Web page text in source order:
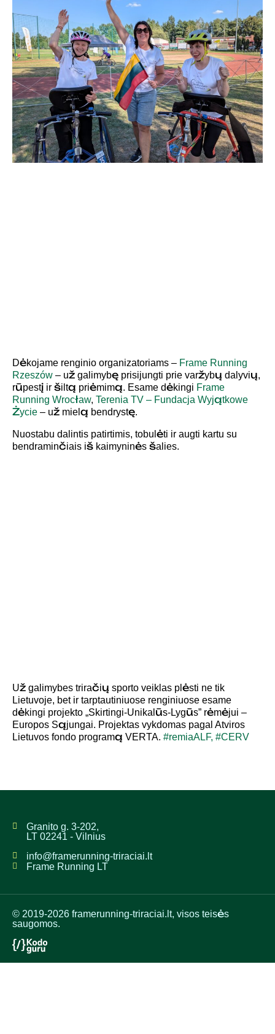
Dėkojame renginio organizatoriams – Frame Running
Rzeszów – už galimybę prisijungti prie varžybų dalyvių,
rūpestį ir šiltą priėmimą. Esame dėkingi Frame
Running Wrocław, Terenia TV – Fundacja Wyjątkowe
Życie – už mielą bendrystę.
Nuostabu dalintis patirtimis, tobulėti ir augti kartu su
bendraminčiais iš kaimyninės šalies.
Už galimybes triračių sporto veiklas plėsti ne tik
Lietuvoje, bet ir tarptautiniuose renginiuose esame
dėkingi projekto „Skirtingi-Unikalūs-Lygūs” rėmėjui –
Europos Sąjungai. Projektas vykdomas pagal Atviros
Lietuvos fondo programą VERTA. #remiaALF, #CERV
Granito g. 3-202,
LT 02241 - Vilnius
info@framerunning-triraciai.lt
Frame Running LT
© 2019-2026 framerunning-triraciai.lt, visos teisės
saugomos.